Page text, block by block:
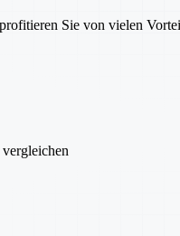
Sie von vielen